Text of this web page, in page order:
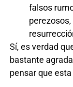
falsos
Sí, es verdad
bastante
pensar que